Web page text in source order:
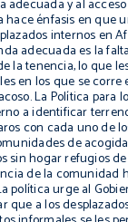
adecuada y al
hace énfasis en que
internos en
adecuada es la
la tenencia, lo que
en los que se corre
La Política para
a identificar
con cada uno de
de
sin hogar refugios
de la comunidad
política urge al
que a los